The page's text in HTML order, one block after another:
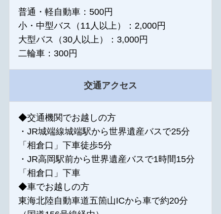
普通・軽自動車：500円
小・中型バス（11人以上）：2,000円
大型バス（30人以上）：3,000円
二輪車：300円
交通アクセス
◆交通機関でお越しの方
・JR城端線城端駅から世界遺産バスで25分
「相倉口」下車徒歩5分
・JR高岡駅前から世界遺産バスで1時間15分
「相倉口」下車
◆車でお越しの方
東海北陸自動車道五箇山ICから車で約20分